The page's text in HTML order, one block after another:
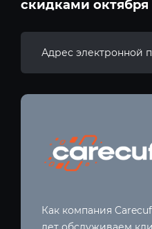
скидками октября
Как компания